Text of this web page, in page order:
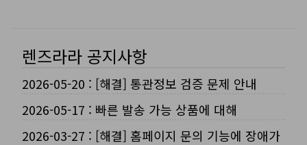
렌즈라라 공지사항
2026-05-20 : [해결] 통관정보 검증 문제 안내
2026-05-17 : 빠른 발송 가능 상품에 대해
2026-03-27 : [해결] 홈페이지 문의 기능에 장애가